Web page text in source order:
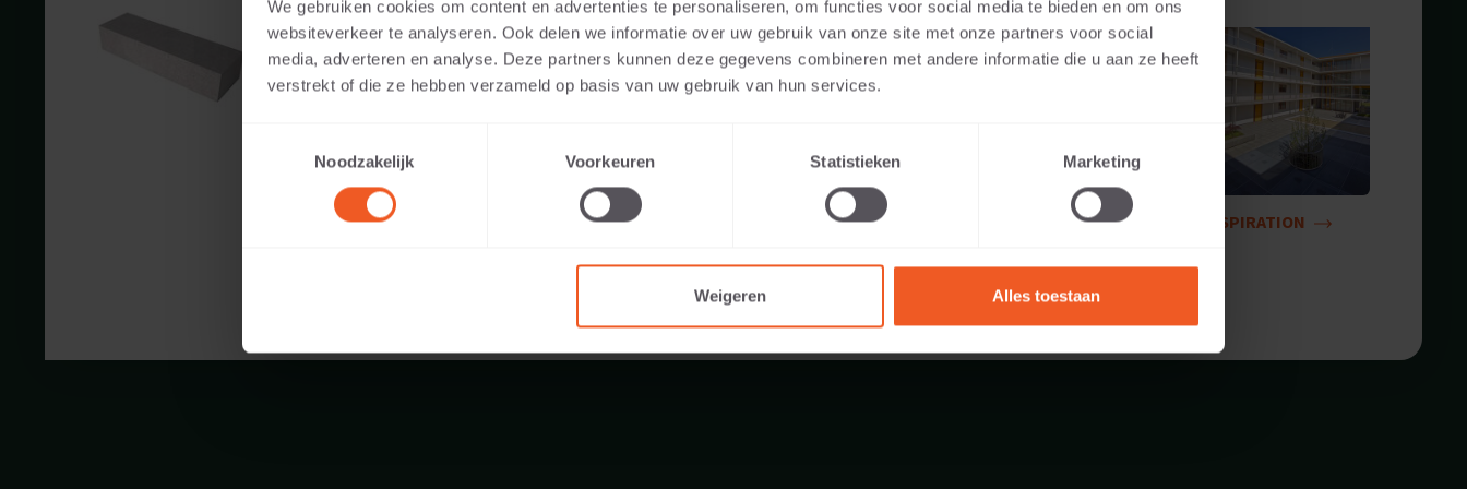
We gebruiken cookies om content en advertenties te personaliseren, om functies voor social media te bieden en om ons
websiteverkeer te analyseren. Ook delen we informatie over uw gebruik van onze site met onze partners voor social
media, adverteren en analyse. Deze partners kunnen deze gegevens combineren met andere informatie die u aan ze heeft
verstrekt of die ze hebben verzameld op basis van uw gebruik van hun services.
Noodzakelijk
Voorkeuren Statistieken Marketing
Weigeren Alles toestaan
Verfügbare Farben:
Anwendbar auf:
Gewicht:
INSPIRATION